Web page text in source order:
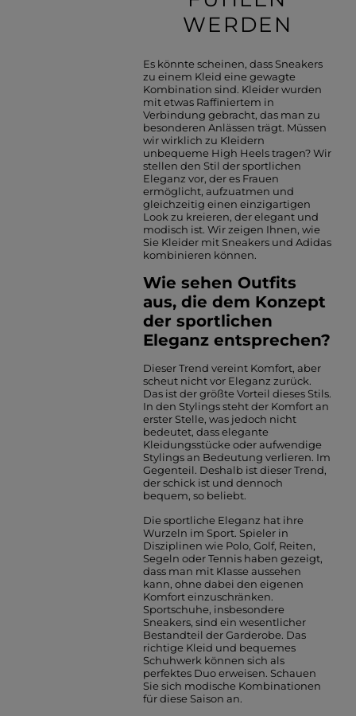
WERDEN
Es könnte scheinen, dass Sneakers
zu einem Kleid eine gewagte
Kombination sind. Kleider wurden
mit etwas Raffiniertem in
Verbindung gebracht, das man zu
besonderen Anlässen trägt. Müssen
wir wirklich zu Kleidern
unbequeme High Heels tragen? Wir
stellen den Stil der sportlichen
Eleganz vor, der es Frauen
ermöglicht, aufzuatmen und
gleichzeitig einen einzigartigen
Look zu kreieren, der elegant und
modisch ist. Wir zeigen Ihnen, wie
Sie Kleider mit Sneakers und Adidas
kombinieren können.
Wie sehen Outfits
aus, die dem Konzept
der sportlichen
Eleganz entsprechen?
Dieser Trend vereint Komfort, aber
scheut nicht vor Eleganz zurück.
Das ist der größte Vorteil dieses Stils.
In den Stylings steht der Komfort an
erster Stelle, was jedoch nicht
bedeutet, dass elegante
Kleidungsstücke oder aufwendige
Stylings an Bedeutung verlieren. Im
Gegenteil. Deshalb ist dieser Trend,
der schick ist und dennoch
bequem, so beliebt.
Die sportliche Eleganz hat ihre
Wurzeln im Sport. Spieler in
Disziplinen wie Polo, Golf, Reiten,
Segeln oder Tennis haben gezeigt,
dass man mit Klasse aussehen
kann, ohne dabei den eigenen
Komfort einzuschränken.
Sportschuhe, insbesondere
Sneakers, sind ein wesentlicher
Bestandteil der Garderobe. Das
richtige Kleid und bequemes
Schuhwerk können sich als
perfektes Duo erweisen. Schauen
Sie sich modische Kombinationen
für diese Saison an.